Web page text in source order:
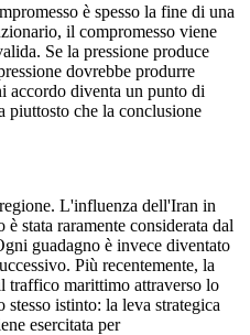
è spesso la fine di una
il compromesso viene
Se la pressione produce
dovrebbe produrre
accordo diventa un punto di
piuttosto che la conclusione
L'influenza dell'Iran in
stata raramente considerata dal
guadagno è invece diventato
Più recentemente, la
traffico marittimo attraverso lo
istinto: la leva strategica
esercitata per